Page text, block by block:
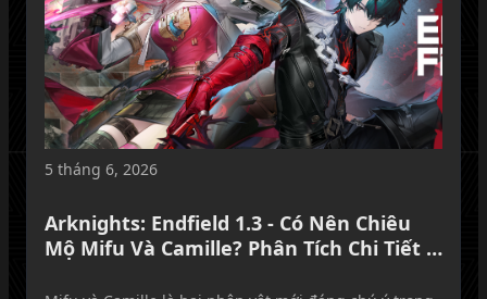
5 tháng 6, 2026
Arknights: Endfield 1.3 - Có Nên Chiêu
Mộ Mifu Và Camille? Phân Tích Chi Tiết &